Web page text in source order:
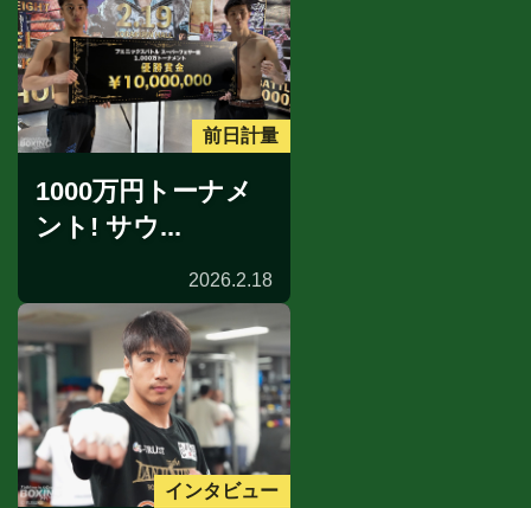
前日計量
1000万円トーナメ
ント! サウ...
2026.2.18
インタビュー